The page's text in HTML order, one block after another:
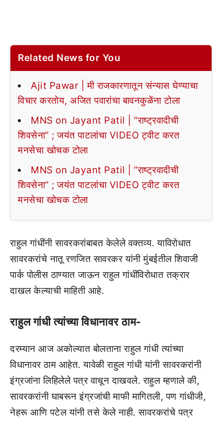
Related News for You
Ajit Pawar | मी राजकारणातून संन्यास घेण्याचा
विचार करतोय, अजित पवारांचा बावनकुळेंना टोला
MNS on Jayant Patil | “राष्ट्रवादीची
शिवसेना” ; जयंत पाटलांचा VIDEO ट्वीट करत
मनसेचा खोचक टोला
MNS on Jayant Patil | “राष्ट्रवादीची
शिवसेना” ; जयंत पाटलांचा VIDEO ट्वीट करत
मनसेचा खोचक टोला
राहुल गांधींनी सावरकरांबाबत केलेले वक्तव्य. याविरोधात
सावरकरांचे नातू रणजित सावरकर यांनी मुंबईतील शिवाजी
पार्क पोलीस ठाण्यात जाऊन राहुल गांधींविरोधात तक्रार
दाखल केल्याची माहिती आहे.
राहुल गांधी त्यांच्या विधानावर ठाम-
दरम्यान आज अकोल्यात बोलताना राहुल गांधी त्यांच्या
विधानावर ठाम आहेत. यावेळी राहुल गांधी यांनी सावरकरांनी
इंग्रजांना लिहिलेले पत्र वाचून दाखवले. राहुल म्हणाले की,
सावरकरांनी घाबरून इंग्रजांची माफी मागितली, पण गांधीजी,
नेहरू आणि पटेल यांनी तसे केले नाही. सावरकरांचे पत्र